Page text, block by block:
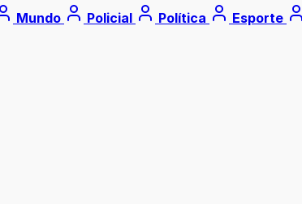
Mundo Policial Política Esporte